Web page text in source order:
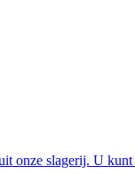
onze slagerij. U